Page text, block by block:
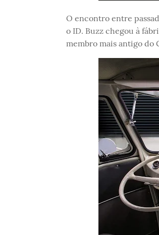
O encontro entre
o ID. Buzz chegou à
membro mais antigo do